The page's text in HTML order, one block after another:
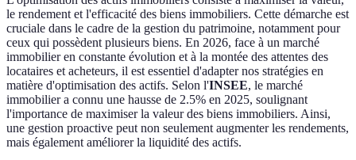
le rendement et l'efficacité des biens immobiliers. Cette démarche est
cruciale dans le cadre de la gestion du patrimoine, notamment pour
ceux qui possèdent plusieurs biens. En 2026, face à un marché
immobilier en constante évolution et à la montée des attentes des
locataires et acheteurs, il est essentiel d'adapter nos stratégies en
matière d'optimisation des actifs. Selon l'INSEE, le marché
immobilier a connu une hausse de 2.5% en 2025, soulignant
l'importance de maximiser la valeur des biens immobiliers. Ainsi,
une gestion proactive peut non seulement augmenter les rendements,
mais également améliorer la liquidité des actifs.